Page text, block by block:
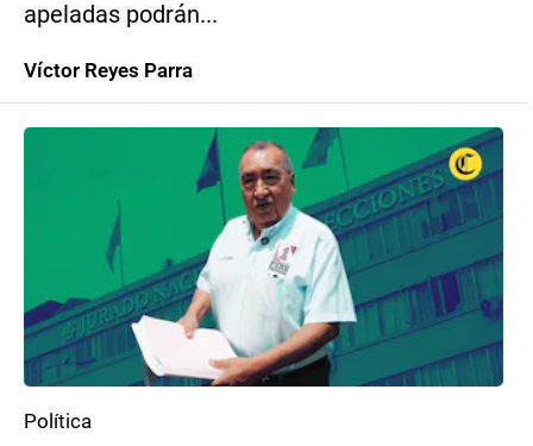
apeladas podrán...
Víctor Reyes Parra
Política